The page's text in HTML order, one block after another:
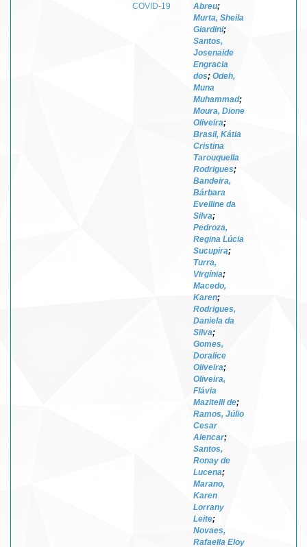
COVID-19
Abreu;
Murta, Sheila
Giardini;
Santos,
Josenaide
Engracia
dos; Odeh,
Muna
Muhammad;
Moura, Dione
Oliveira;
Brasil, Kátia
Cristina
Tarouquella
Rodrigues;
Bandeira,
Bárbara
Evelline da
Silva;
Pedroza,
Regina Lúcia
Sucupira;
Turra,
Virgínia;
Macedo,
Karen;
Rodrigues,
Daniela da
Silva;
Gomes,
Doralice
Oliveira;
Oliveira,
Flávia
Mazitelli de;
Ramos, Júlio
Cesar
Alencar;
Santos,
Ronay de
Lucena;
Marano,
Karen
Lorrany
Leite;
Novaes,
Rafaella Eloy